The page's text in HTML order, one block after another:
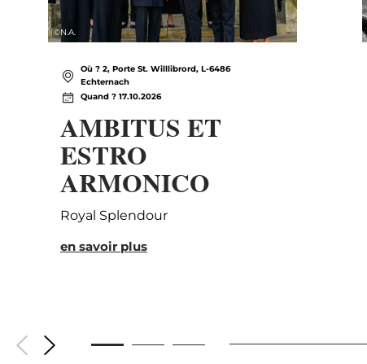
©N.A.
Où ? 2, Porte St. Willlibrord, L-6486
Echternach
Quand ? 17.10.2026
AMBITUS ET
ESTRO
ARMONICO
Royal Splendour
en savoir plus